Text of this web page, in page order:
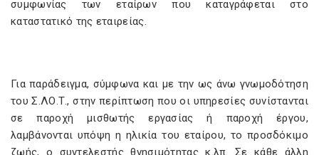
συμφωνίας των εταίρων που καταγράφεται στο
καταστατικό της εταιρείας.
Για παράδειγμα, σύμφωνα και με την ως άνω γνωμοδότηση
του Σ.ΛΟ.Τ., στην περίπτωση που οι υπηρεσίες συνίστανται
σε παροχή μισθωτής εργασίας ή παροχή έργου,
λαμβάνονται υπόψη η ηλικία του εταίρου, το προσδόκιμο
ζωής, ο συντελεστής θνησιμότητας κ.λπ. Σε κάθε άλλη